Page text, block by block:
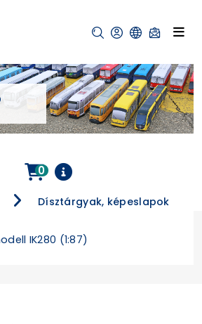
Dísztárgyak, képeslapok
IK280 (1:87)
0